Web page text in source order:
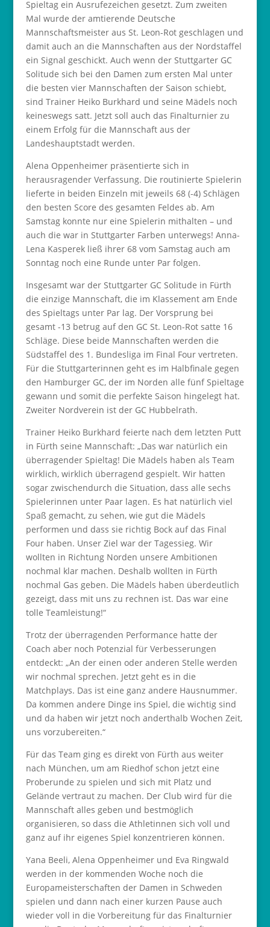
Spieltag ein Ausrufezeichen gesetzt. Zum zweiten
Mal wurde der amtierende Deutsche
Mannschaftsmeister aus St. Leon-Rot geschlagen und
damit auch an die Mannschaften aus der Nordstaffel
ein Signal geschickt. Auch wenn der Stuttgarter GC
Solitude sich bei den Damen zum ersten Mal unter
die besten vier Mannschaften der Saison schiebt,
sind Trainer Heiko Burkhard und seine Mädels noch
keineswegs satt. Jetzt soll auch das Finalturnier zu
einem Erfolg für die Mannschaft aus der
Landeshauptstadt werden.
Alena Oppenheimer präsentierte sich in
herausragender Verfassung. Die routinierte Spielerin
lieferte in beiden Einzeln mit jeweils 68 (-4) Schlägen
den besten Score des gesamten Feldes ab. Am
Samstag konnte nur eine Spielerin mithalten – und
auch die war in Stuttgarter Farben unterwegs! Anna-
Lena Kasperek ließ ihrer 68 vom Samstag auch am
Sonntag noch eine Runde unter Par folgen.
Insgesamt war der Stuttgarter GC Solitude in Fürth
die einzige Mannschaft, die im Klassement am Ende
des Spieltags unter Par lag. Der Vorsprung bei
gesamt -13 betrug auf den GC St. Leon-Rot satte 16
Schläge. Diese beide Mannschaften werden die
Südstaffel des 1. Bundesliga im Final Four vertreten.
Für die Stuttgarterinnen geht es im Halbfinale gegen
den Hamburger GC, der im Norden alle fünf Spieltage
gewann und somit die perfekte Saison hingelegt hat.
Zweiter Nordverein ist der GC Hubbelrath.
Trainer Heiko Burkhard feierte nach dem letzten Putt
in Fürth seine Mannschaft: „Das war natürlich ein
überragender Spieltag! Die Mädels haben als Team
wirklich, wirklich überragend gespielt. Wir hatten
sogar zwischendurch die Situation, dass alle sechs
Spielerinnen unter Paar lagen. Es hat natürlich viel
Spaß gemacht, zu sehen, wie gut die Mädels
performen und dass sie richtig Bock auf das Final
Four haben. Unser Ziel war der Tagessieg. Wir
wollten in Richtung Norden unsere Ambitionen
nochmal klar machen. Deshalb wollten in Fürth
nochmal Gas geben. Die Mädels haben überdeutlich
gezeigt, dass mit uns zu rechnen ist. Das war eine
tolle Teamleistung!“
Trotz der überragenden Performance hatte der
Coach aber noch Potenzial für Verbesserungen
entdeckt: „An der einen oder anderen Stelle werden
wir nochmal sprechen. Jetzt geht es in die
Matchplays. Das ist eine ganz andere Hausnummer.
Da kommen andere Dinge ins Spiel, die wichtig sind
und da haben wir jetzt noch anderthalb Wochen Zeit,
uns vorzubereiten.“
Für das Team ging es direkt von Fürth aus weiter
nach München, um am Riedhof schon jetzt eine
Proberunde zu spielen und sich mit Platz und
Gelände vertraut zu machen. Der Club wird für die
Mannschaft alles geben und bestmöglich
organisieren, so dass die Athletinnen sich voll und
ganz auf ihr eigenes Spiel konzentrieren können.
Yana Beeli, Alena Oppenheimer und Eva Ringwald
werden in der kommenden Woche noch die
Europameisterschaften der Damen in Schweden
spielen und dann nach einer kurzen Pause auch
wieder voll in die Vorbereitung für das Finalturnier